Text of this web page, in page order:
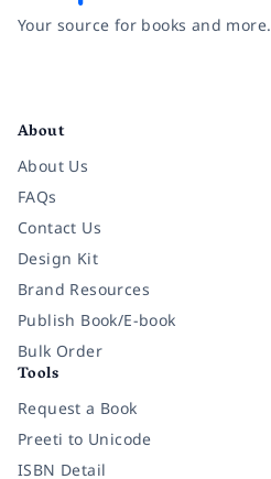
Your source for books and more.
About
About Us
FAQs
Contact Us
Design Kit
Brand Resources
Publish Book/E-book
Bulk Order
Tools
Request a Book
Preeti to Unicode
ISBN Detail